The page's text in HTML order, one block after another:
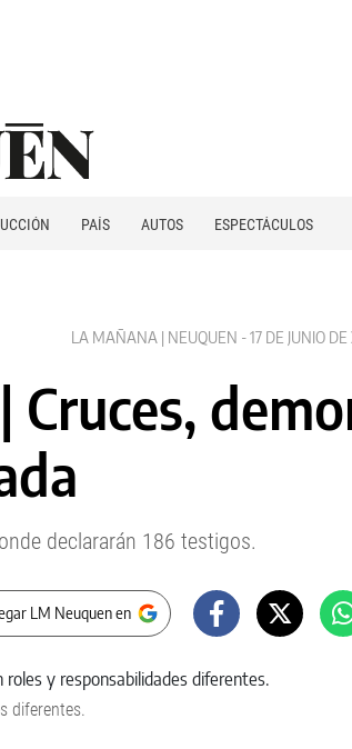
PAÍS AUTOS
ESPECTÁCULOS
LA MAÑANA | NEUQUEN - 17 DE JUNIO
Cruces,
declararán 186 testigos.
LM Neuquen en
diferentes.